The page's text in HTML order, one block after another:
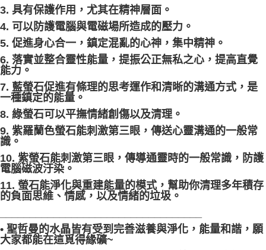
3. 具有保護作用，尤其在精神層面。
4. 可以防護電腦與電磁場所造成的壓力。
5. 促進身心合一，鎮定混亂的心神，集中精神。
6. 落實並整合靈性能量，提振公正無私之心，提高直覺
能力。
7. 藍螢石促進有條理的思考運作和清晰的溝通方式，是
一種鎮定的能量。
8. 綠螢石可以平撫情緒創傷以及清理。
9. 紫羅蘭色螢石能刺激第三眼，傳送心靈溝通的一般常
識。
10. 紫螢石能刺激第三眼，傳導通靈時的一般常識，防護
電腦磁波汙染。
11. 螢石能淨化與重建能量的模式，幫助你清理多年積存
的負面思維、情感，以及情緒的垃圾。
• 聖哲曼的水晶皆有受到完善滋養與淨化，能量和諧，願
大家都能在這覓得緣礦~